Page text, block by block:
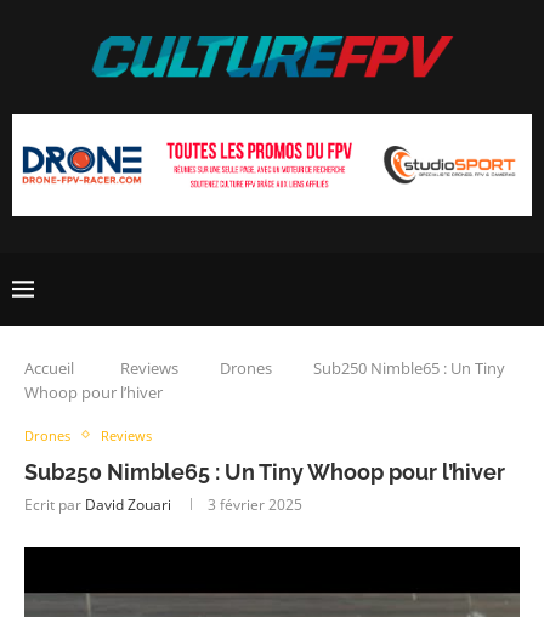
Accueil Reviews Drones
Sub250 Nimble65 : Un Tiny
Whoop pour l’hiver
Drones Reviews
Sub250 Nimble65 : Un Tiny Whoop pour l’hiver
Ecrit par David Zouari 3 février 2025